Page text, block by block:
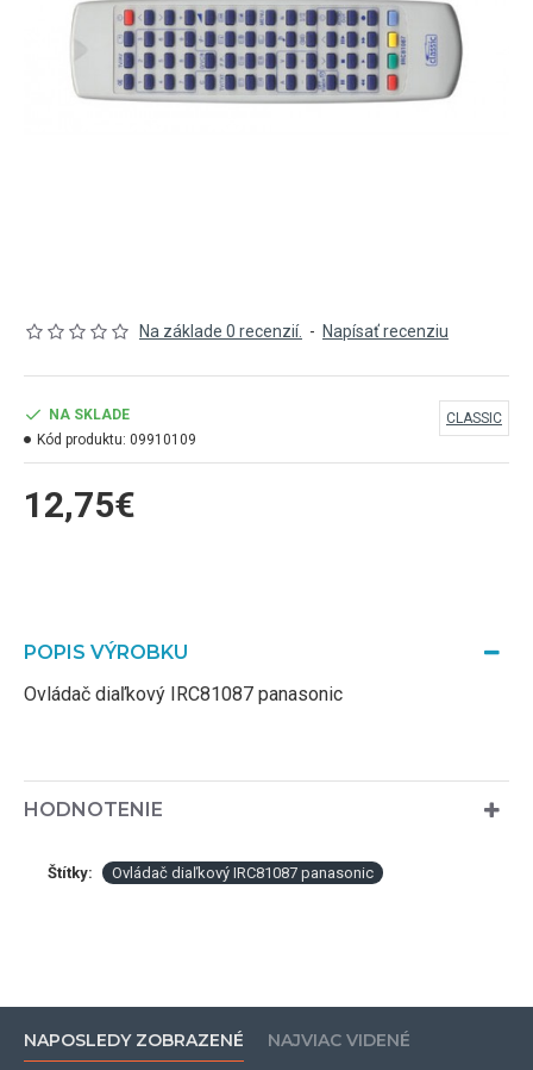
Na základe 0 recenzií. - Napísať recenziu
12,75€
NA SKLADE
Kód produktu: 09910109
CLASSIC
POPIS VÝROBKU
Ovládač diaľkový IRC81087 panasonic
HODNOTENIE
Štítky: Ovládač diaľkový IRC81087 panasonic
NAPOSLEDY ZOBRAZENÉ NAJVIAC VIDENÉ